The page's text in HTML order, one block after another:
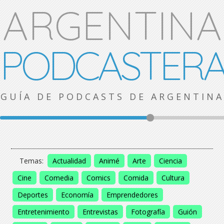
ARGENTINA
GUÍA DE PODCASTS DE ARGENTINA
Temas: Actualidad Animé Arte
Ciencia
Cine
Comedia Comics Comida
Cultura
Deportes
Economía
Emprendedores
Entretenimiento
Entrevistas Fotografía
Guión